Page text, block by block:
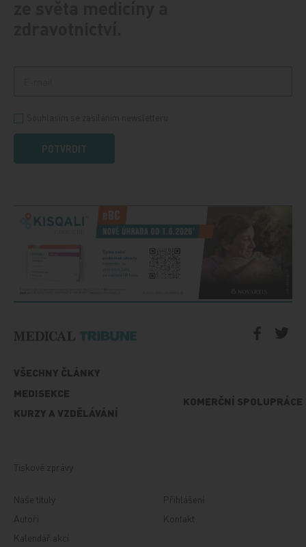
POTVRDIT
VŠECHNY ČLÁNKY
MEDISEKCE
KURZY A VZDĚLÁVÁNÍ
KOMERČNÍ SPOLUPRÁCE
Tiskové zprávy
Naše tituly
Autoři
Kalendář akcí
Přihlášení
Kontakt